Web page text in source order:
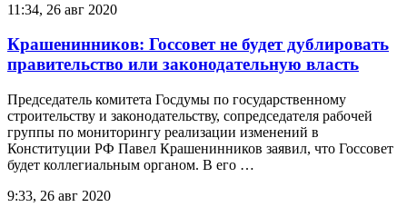
11:34, 26 авг 2020
Крашенинников: Госсовет не будет дублировать
правительство или законодательную власть
Председатель комитета Госдумы по государственному
строительству и законодательству, сопредседателя рабочей
группы по мониторингу реализации изменений в
Конституции РФ Павел Крашенинников заявил, что Госсовет
будет коллегиальным органом. В его …
9:33, 26 авг 2020